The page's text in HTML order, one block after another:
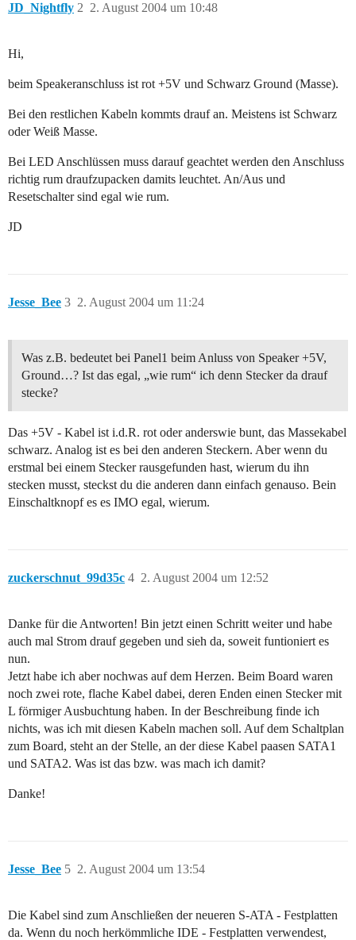
JD_Nightfly 2. August 2004 um 10:48
2
Hi,
beim Speakeranschluss ist rot +5V und Schwarz Ground (Masse).
Bei den restlichen Kabeln kommts drauf an. Meistens ist Schwarz
oder Weiß Masse.
Bei LED Anschlüssen muss darauf geachtet werden den Anschluss
richtig rum draufzupacken damits leuchtet. An/Aus und
Resetschalter sind egal wie rum.
JD
Jesse_Bee 2. August 2004 um 11:24
3
Was z.B. bedeutet bei Panel1 beim Anluss von Speaker +5V,
Ground…? Ist das egal, „wie rum“ ich denn Stecker da drauf
stecke?
Das +5V - Kabel ist i.d.R. rot oder anderswie bunt, das Massekabel
schwarz. Analog ist es bei den anderen Steckern. Aber wenn du
erstmal bei einem Stecker rausgefunden hast, wierum du ihn
stecken musst, steckst du die anderen dann einfach genauso. Bein
Einschaltknopf es es IMO egal, wierum.
zuckerschnut_99d35c 2. August 2004 um 12:52
4
Danke für die Antworten! Bin jetzt einen Schritt weiter und habe
auch mal Strom drauf gegeben und sieh da, soweit funtioniert es
nun.
Jetzt habe ich aber nochwas auf dem Herzen. Beim Board waren
noch zwei rote, flache Kabel dabei, deren Enden einen Stecker mit
L förmiger Ausbuchtung haben. In der Beschreibung finde ich
nichts, was ich mit diesen Kabeln machen soll. Auf dem Schaltplan
zum Board, steht an der Stelle, an der diese Kabel paasen SATA1
und SATA2. Was ist das bzw. was mach ich damit?
Danke!
Jesse_Bee 2. August 2004 um 13:54
5
Die Kabel sind zum Anschließen der neueren S-ATA - Festplatten
da. Wenn du noch herkömmliche IDE - Festplatten verwendest,